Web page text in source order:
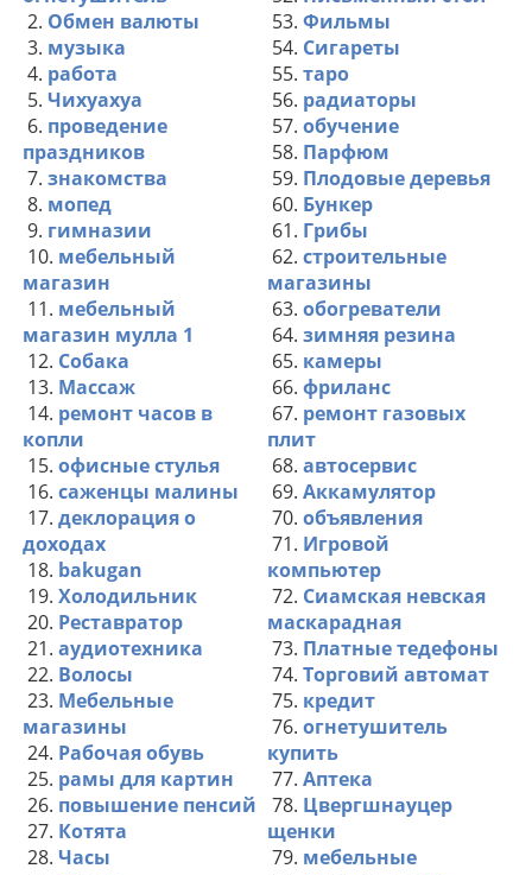
2. Обмен валюты
3. музыка
4. работа
5. Чихуахуа
6. проведение
праздников
7. знакомства
8. мопед
9. гимназии
10. мебельный
магазин
11. мебельный
магазин мулла 1
12. Собака
13. Массаж
14. ремонт часов в
копли
15. офисные стулья
16. саженцы малины
17. деклорация о
доходах
18. bakugan
19. Холодильник
20. Реставратор
21. аудиотехника
22. Волосы
23. Мебельные
магазины
24. Рабочая обувь
25. рамы для картин
26. повышение пенсий
27. Котята
28. Часы
53. Фильмы
54. Сигареты
55. таро
56. радиаторы
57. обучение
58. Парфюм
59. Плодовые деревья
60. Бункер
61. Грибы
62. строительные
магазины
63. обогреватели
64. зимняя резина
65. камеры
66. фриланс
67. ремонт газовых
плит
68. автосервис
69. Аккамулятор
70. объявления
71. Игровой
компьютер
72. Сиамская невская
маскарадная
73. Платные тедефоны
74. Торговий автомат
75. кредит
76. огнетушитель
купить
77. Аптека
78. Цвергшнауцер
щенки
79. мебельные